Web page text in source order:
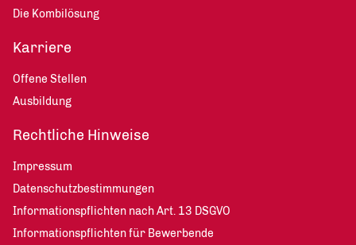
Die Kombilösung
Karriere
Offene Stellen
Ausbildung
Rechtliche Hinweise
Impressum
Datenschutzbestimmungen
Informationspflichten nach Art. 13 DSGVO
Informationspflichten für Bewerbende